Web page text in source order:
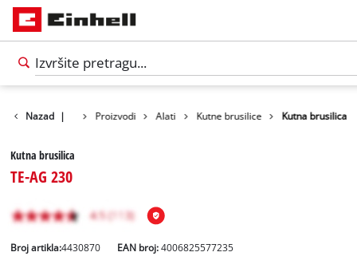
Nazad | Proizvodi Alati Kutne brusilice Kutna brusilica
Kutna brusilica
TE-AG 230
Broj artikla:4430870 EAN broj:4006825577235